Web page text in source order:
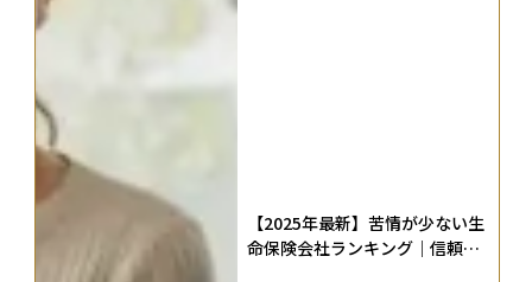
【2025年最新】苦情が少ない生
命保険会社ランキング｜信頼で